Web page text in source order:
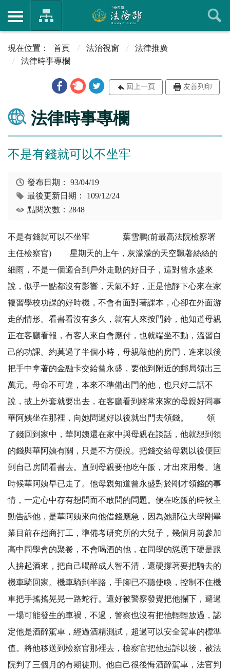
首頁 法治視窗
法律推廣
法律時事專欄
回上一頁 友善列印
法律時事專欄
不是有錢就可以不坐牢
發布日期：93/04/19
最後更新日期： 109/12/24
點閱次數：2848
不是有錢就可以不坐牢 葉雪鵬(前最高法院檢察署
主任檢察官) 星期天的上午，灰濛濛的天空飄著絲絲的
細雨，不是一個適合到戶外走動的好日子，這對曾永盛來
說，似乎一點都沒有影響，天氣不好，正是他靜下心來在家
複習學校功課的好時機，不會有面對著課本，心卻在外面游
走的情形。看書看沒有多久，就有人來按門鈴，他知道母親
正在客廳看報，有客人來自會應付，也就端坐不動，溫習自
己的功課。約莫過了半個小時，母親敲他的房門，進來以後
把手中拿著的金融卡交給曾永盛，要他到附近的郵局領出三
萬元。母命不可違，本來不準備出門的他，也只好二話不
說，披上外套就要出去，在客廳看到經常來家的母親好同事
華阿姨坐在那裡，向她問過好以後就出門去領錢。 領
了錢回到家中，華阿姨還在家中與母親在談話，他就想到領
的錢與華阿姨有關，只是不方便說。把錢交給母親以後便回
到自己房間看書去。直到母親要他吃午飯，才出來用餐。這
時候華阿姨早已走了。他母親知道曾永盛對於剛才領錢的事
情，一定心中存有想問而不敢問的問題。便在吃飯的時候主
動告訴他，是華阿姨來向他借錢應急，因為她那位大學剛畢
業目前在超商打工，準備考研究所的大兒子，幾個月前參加
高中同學會的聚餐，不會喝酒的他，在同學的慫恿下硬是跟
人拚起酒來，把自己喝醉成人智不清，還硬撐著要把騎去的
機車騎回家。機車騎到半路，手腳已不聽使喚，控制不住機
車把手搖搖晃晃一路蛇行。還好被警察發覺把他攔下，避過
一場可能發生的車禍，不過，警察也沒有把他輕輕放過，認
定他是酒醉駕車，經過酒精測試，超過可以安全駕車的標準
值。將他移送到檢察官那裡去，檢察官把他起訴以後，被法
院判了三個月的有期徒刑。他自己很後悔酒醉駕車，法官判